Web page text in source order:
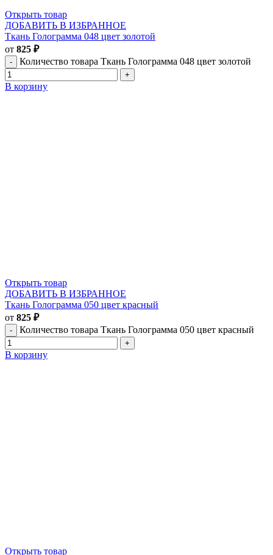
Открыть товар
ДОБАВИТЬ В ИЗБРАННОЕ
Ткань Голограмма 048 цвет золотой
от 825 ₽
Количество товара Ткань Голограмма 048 цвет золотой
В корзину
Открыть товар
ДОБАВИТЬ В ИЗБРАННОЕ
Ткань Голограмма 050 цвет красный
от 825 ₽
Количество товара Ткань Голограмма 050 цвет красный
В корзину
Открыть товар